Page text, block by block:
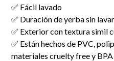
✅ Fácil lavado
✅ Duración de yerba sin
✅ Exterior con textura simil
✅ Están hechos de PVC,
materiales cruelty free y